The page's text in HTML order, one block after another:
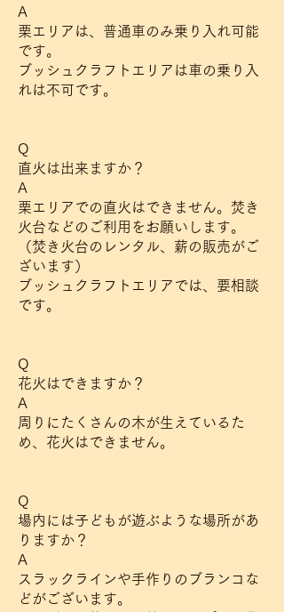
A
栗エリアは、普通車のみ乗り入れ可能
です。
ブッシュクラフトエリアは車の乗り入
れは不可です。
Q
直火は出来ますか？
A
栗エリアでの直火はできません。焚き
火台などのご利用をお願いします。
（焚き火台のレンタル、薪の販売がご
ざいます）
ブッシュクラフトエリアでは、要相談
です。
Q
花火はできますか？
A
周りにたくさんの木が生えているた
め、花火はできません。
Q
場内には子どもが遊ぶような場所があ
りますか？
A
スラックラインや手作りのブランコな
どがございます。